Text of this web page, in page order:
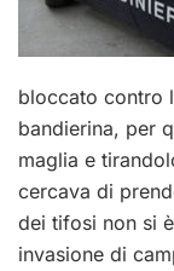
bloccato contro
bandierina, per
maglia e
cercava di
dei tifosi non si
invasione di